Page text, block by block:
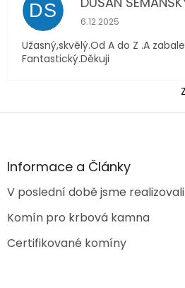
DS Hodnocení obchodu
6.12.2025
Užasný,skvělý.Od A do Z .A
Fantastický.Děkuji
Z
aInformace a Články
V poslední době jsme realizovali
Komín pro krbová kamna
Certifikované komíny